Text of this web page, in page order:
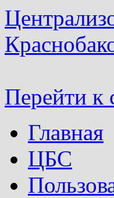
Перейти к
Главная
ЦБС